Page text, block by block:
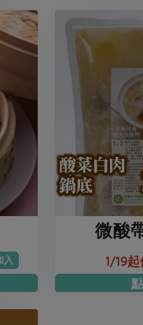
入
微酸
1/19